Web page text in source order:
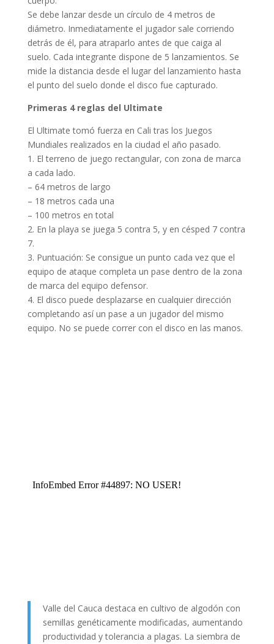
Se debe lanzar desde un círculo de 4 metros de
diámetro. Inmediatamente el jugador sale corriendo
detrás de él, para atraparlo antes de que caiga al
suelo. Cada integrante dispone de 5 lanzamientos. Se
mide la distancia desde el lugar del lanzamiento hasta
el punto del suelo donde el disco fue capturado.
Primeras 4 reglas del Ultimate
El Ultimate tomó fuerza en Cali tras los Juegos
Mundiales realizados en la ciudad el año pasado.
1. El terreno de juego rectangular, con zona de marca
a cada lado.
– 64 metros de largo
– 18 metros cada una
– 100 metros en total
2. En la playa se juega 5 contra 5, y en césped 7 contra
7.
3. Puntuación: Se consigue un punto cada vez que el
equipo de ataque completa un pase dentro de la zona
de marca del equipo defensor.
4. El disco puede desplazarse en cualquier dirección
completando así un pase a un jugador del mismo
equipo. No se puede correr con el disco en las manos.
Valle del Cauca destaca en cultivo de algodón con
semillas genéticamente modificadas, aumentando
productividad y tolerancia a plagas. La siembra de